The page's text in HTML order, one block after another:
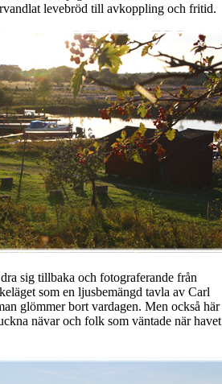
levebröd till avkoppling och fritid.
sig tillbaka och fotograferande från
som en ljusbemängd tavla av Carl
glömmer bort vardagen. Men också här
nävar och folk som väntade när havet